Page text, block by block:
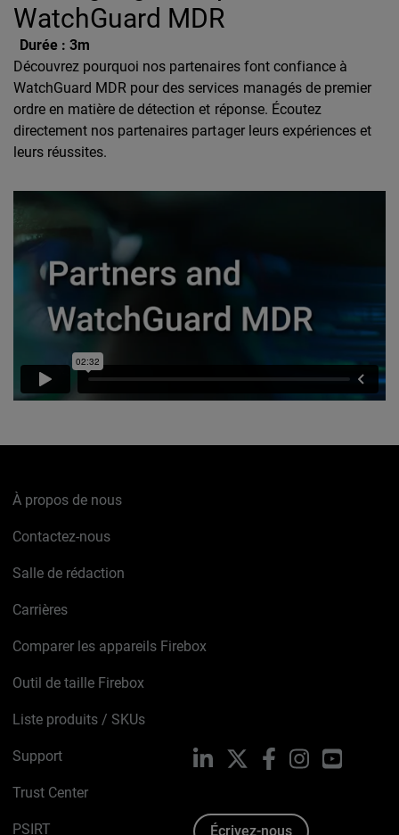
WatchGuard MDR
Durée : 3m
Découvrez pourquoi nos partenaires font confiance à
WatchGuard MDR pour des services managés de premier
ordre en matière de détection et réponse. Écoutez
directement nos partenaires partager leurs expériences et
leurs réussites.
À propos de nous
Contactez-nous
Salle de rédaction
Carrières
Comparer les appareils Firebox
Outil de taille Firebox
Liste produits / SKUs
Support
Trust Center
PSIRT
LinkedIn FacebookInstagramYouTube
Écrivez-nous